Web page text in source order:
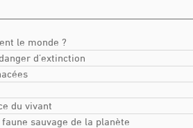
le monde ?
d’extinction
du vivant
sauvage de la planète